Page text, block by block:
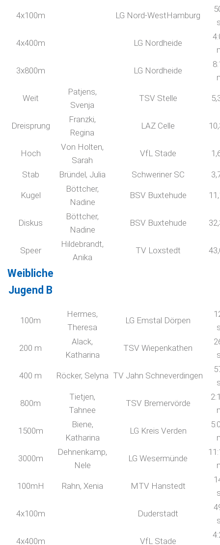
4x100m LG Nord-WestHamburg
4x400m LG Nordheide
3x800m LG Nordheide
Weit
Patjens,
Svenja
TSV Stelle
Dreisprung
Franzki,
Regina
LAZ Celle
Hoch
Von Holten,
Sarah
VfL Stade
Stab Bründel, Julia Schweriner SC
Kugel
Böttcher,
Nadine
BSV Buxtehude
Diskus
Böttcher,
Nadine
BSV Buxtehude
Speer
Hildebrandt,
Anika
TV Loxstedt
Weibliche
Jugend B
100m
Hermes,
Theresa
LG Emstal Dörpen
200 m
Alack,
Katharina
TSV Wiepenkathen
400 m Röcker, Selyna TV Jahn Schneverdingen
800m
Tietjen,
Tahnee
TSV Bremervörde
1500m
Biene,
Katharina
LG Kreis Verden
3000m
Dehnenkamp,
Nele
LG Wesermünde
100mH Rahn, Xenia MTV Hanstedt
4x100m Duderstadt
4x400m VfL Stade